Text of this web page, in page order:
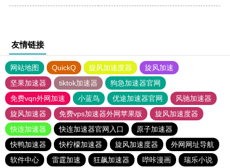
友情链接
网站地图 QuickQ 旋风加速度器
旋风加速
坚果加速器
tiktok加速器
狗急加速器官网
免费vqn外网加速
小蓝鸟 优途加速器官网
风驰加速器
旋风加速器
免费vps加速器外网苹果版
旋风加速度器
快连加速器
快连加速器官网入口
原子加速器
快鸭加速器
快柠檬加速器 旋风加速度器
外网网址导航
软件中心
雷霆加速 狂飙加速器 哔咔漫画 瑞乐小说